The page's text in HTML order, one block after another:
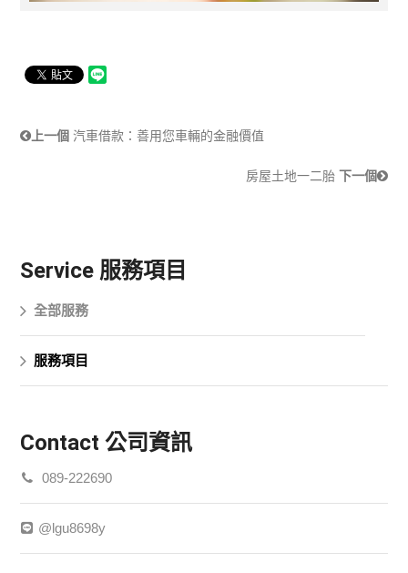
上一個 汽車借款：善用您車輛的金融價值
房屋土地一二胎 下一個
Service 服務項目
全部服務
服務項目
Contact公司資訊
089-222690
@lgu8698y